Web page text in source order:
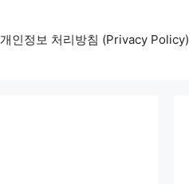
개인정보 처리방침 (Privacy Policy)